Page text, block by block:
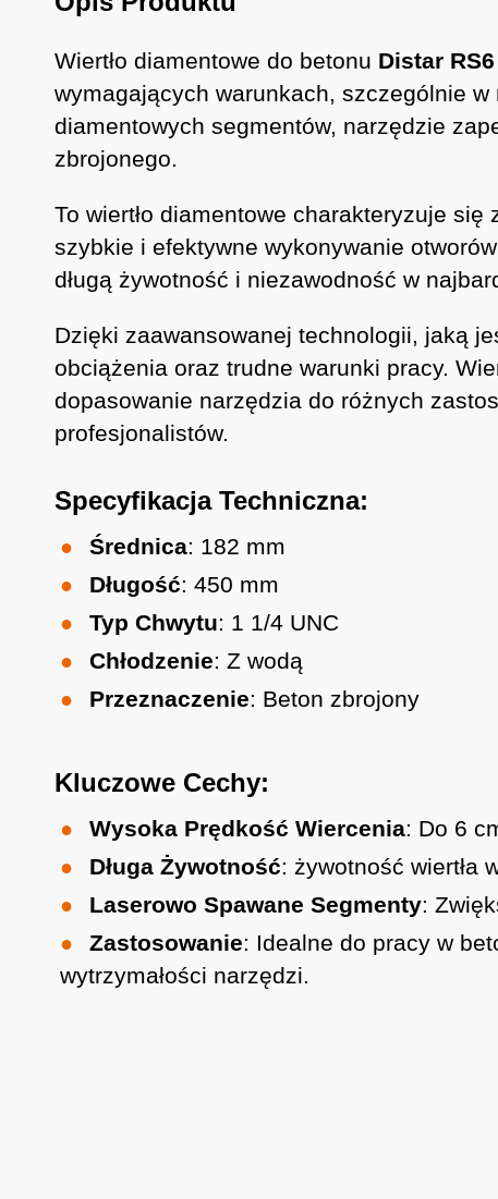
Wiertło diamentowe do betonu Distar RS6
wymagających warunkach, szczególnie
diamentowych segmentów, narzędzie
zbrojonego.
To wiertło diamentowe charakteryzuje
szybkie i efektywne wykonywanie
długą żywotność i niezawodność w
Dzięki zaawansowanej technologii, jaką
obciążenia oraz trudne warunki pracy.
dopasowanie narzędzia do różnych
profesjonalistów.
Specyfikacja Techniczna:
Średnica: 182 mm
Długość: 450 mm
Typ Chwytu: 1 1/4 UNC
Chłodzenie: Z wodą
Przeznaczenie: Beton zbrojony
Kluczowe Cechy:
Wysoka Prędkość Wiercenia: Do 6
Długa Żywotność: żywotność wiertła
Laserowo Spawane Segmenty:
Zastosowanie: Idealne do pracy w
wytrzymałości narzędzi.